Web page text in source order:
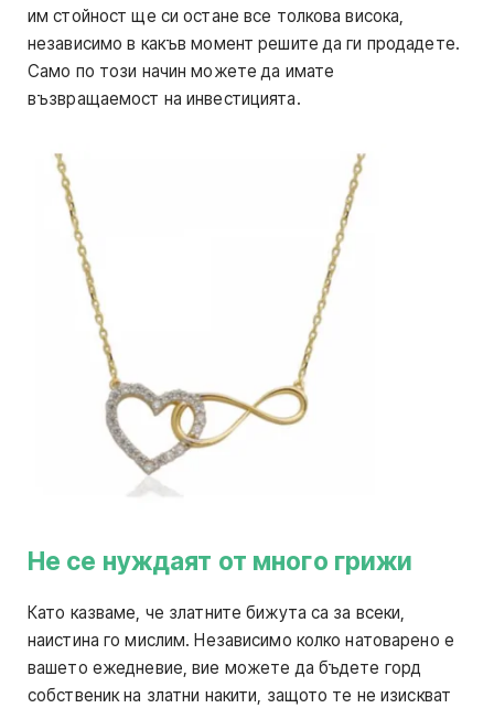
им стойност ще си остане все толкова висока,
независимо в какъв момент решите да ги продадете.
Само по този начин можете да имате
възвращаемост на инвестицията.
Не се нуждаят от много грижи
Като казваме, че златните бижута са за всеки,
наистина го мислим. Независимо колко натоварено е
вашето ежедневие, вие можете да бъдете горд
собственик на златни накити, защото те не изискват